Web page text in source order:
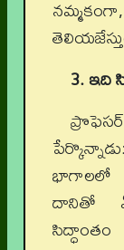
3. ఇది
భాగాలలో
దానితో